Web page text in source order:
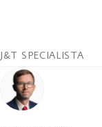
J&T SPECIALISTA